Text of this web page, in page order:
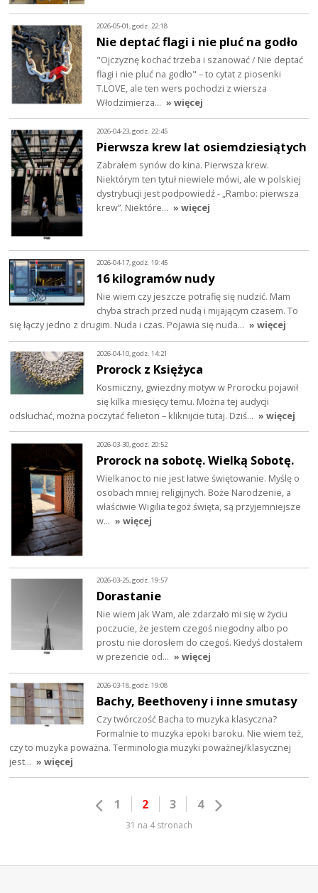
2026-05-01, godz. 22:18
Nie deptać flagi i nie pluć na godło
"Ojczyznę kochać trzeba i szanować / Nie deptać
flagi i nie pluć na godło" – to cytat z piosenki
T.LOVE, ale ten wers pochodzi z wiersza
Włodzimierza… » więcej
2026-04-23, godz. 22:45
Pierwsza krew lat osiemdziesiątych
Zabrałem synów do kina. Pierwsza krew.
Niektórym ten tytuł niewiele mówi, ale w polskiej
dystrybucji jest podpowiedź - „Rambo: pierwsza
krew”. Niektóre… » więcej
2026-04-17, godz. 19:45
16 kilogramów nudy
Nie wiem czy jeszcze potrafię się nudzić. Mam
chyba strach przed nudą i mijającym czasem. To
się łączy jedno z drugim. Nuda i czas. Pojawia się nuda… » więcej
2026-04-10, godz. 14:21
Prorock z Księżyca
Kosmiczny, gwiezdny motyw w Prorocku pojawił
się kilka miesięcy temu. Można tej audycji
odsłuchać, można poczytać felieton – kliknijcie tutaj. Dziś… » więcej
2026-03-30, godz. 20:52
Prorock na sobotę. Wielką Sobotę.
Wielkanoc to nie jest łatwe świętowanie. Myślę o
osobach mniej religijnych. Boże Narodzenie, a
właściwie Wigilia tegoż święta, są przyjemniejsze
w… » więcej
2026-03-25, godz. 19:57
Dorastanie
Nie wiem jak Wam, ale zdarzało mi się w życiu
poczucie, że jestem czegoś niegodny albo po
prostu nie dorosłem do czegoś. Kiedyś dostałem
w prezencie od… » więcej
2026-03-18, godz. 19:08
Bachy, Beethoveny i inne smutasy
Czy twórczość Bacha to muzyka klasyczna?
Formalnie to muzyka epoki baroku. Nie wiem też,
czy to muzyka poważna. Terminologia muzyki poważnej/klasycznej
jest… » więcej
1 2 3 4
31 na 4 stronach